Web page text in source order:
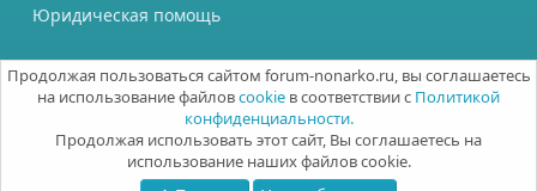
Юридическая помощь
Продолжая пользоваться сайтом forum-nonarko.ru, вы соглашаетесь
на использование файловcookie в соответствии с Политикой
конфиденциальности.
Продолжая использовать этот сайт, Вы соглашаетесь на
использование наших файлов cookie.